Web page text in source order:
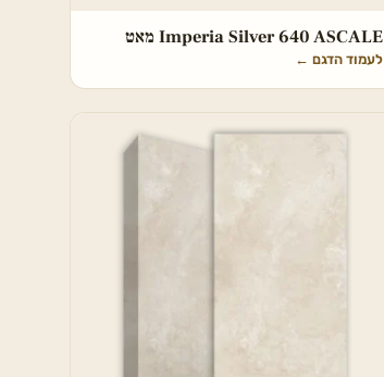
Imperia Silver 640 ASCALE מאט
לעמוד הדגם ←